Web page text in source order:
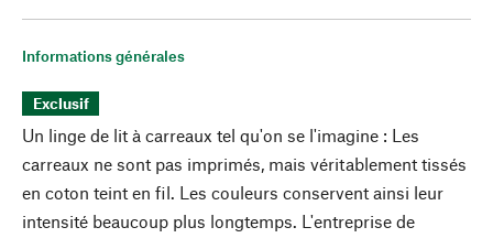
Informations générales
Exclusif
Un linge de lit à carreaux tel qu'on se l'imagine : Les
carreaux ne sont pas imprimés, mais véritablement tissés
en coton teint en fil. Les couleurs conservent ainsi leur
intensité beaucoup plus longtemps. L'entreprise de